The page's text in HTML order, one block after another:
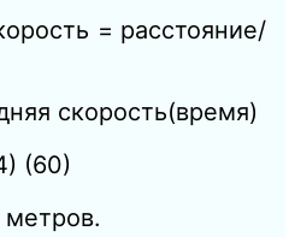
= расстояние/
скорость(время)
(60)